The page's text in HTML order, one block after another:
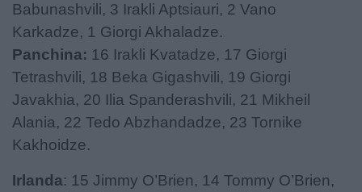
Babunashvili, 3 Irakli Aptsiauri, 2 Vano
Karkadze, 1 Giorgi Akhaladze.
Panchina: 16 Irakli Kvatadze, 17 Giorgi
Tetrashvili, 18 Beka Gigashvili, 19 Giorgi
Javakhia, 20 Ilia Spanderashvili, 21 Mikheil
Alania, 22 Tedo Abzhandadze, 23 Tornike
Kakhoidze.
Irlanda: 15 Jimmy O’Brien, 14 Tommy O’Brien,